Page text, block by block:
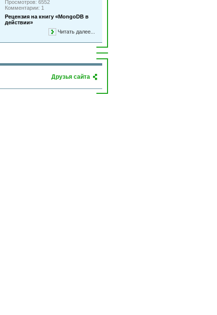
Просмотров: 6552
Комментарии: 1
Рецензия на книгу «MongoDB в
действии»
Читать далее...
Друзья сайта